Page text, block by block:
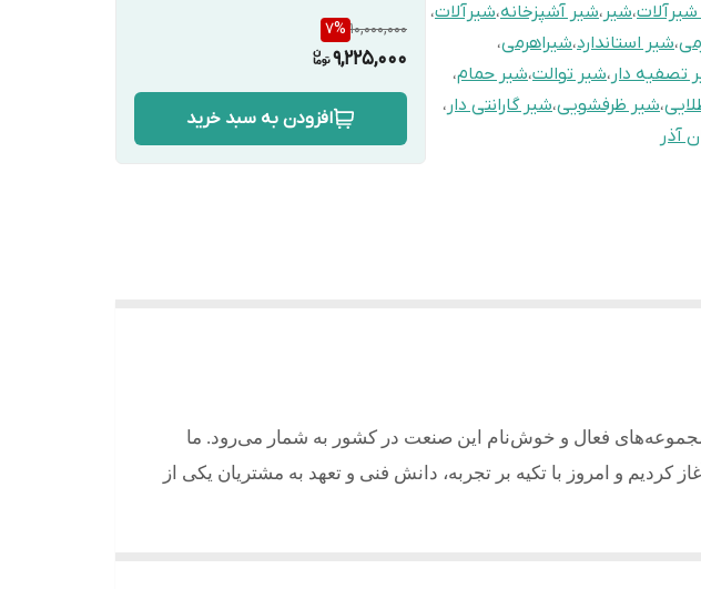
،شیر ،شیر آشپزخانه،شیرآلات،
،شیر استاندارد،شیراهرمی،
تصفیه دار ،شیر توالت،شیر حمام،
،شیر ظرفشویی،شیر گارانتی دار ،
آذر
10,000,000
7%
9,225,000
افزودن به سبد خرید
مجموعه‌های فعال و خوش‌نام این صنعت در کشور به شمار می‌رود. ما
کردیم و امروز با تکیه بر تجربه، دانش فنی و تعهد به مشتریان یکی از